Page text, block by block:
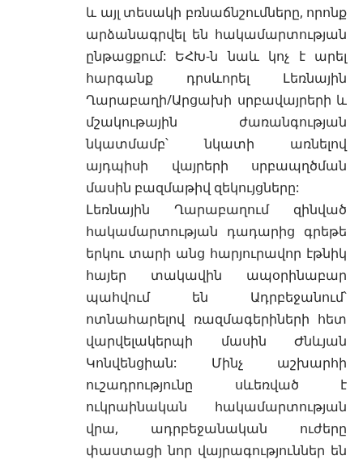
և այլ տեսակի բռնաճնշումները, որոնք
արձանագրվել են հակամարտության
ընթացքում: ԵՀԽ-ն նաև կոչ է արել
հարգանք դրսևորել Լեռնային
Ղարաբաղի/Արցախի սրբավայրերի և
մշակութային ժառանգության
նկատմամբ՝ նկատի առնելով
այդպիսի վայրերի սրբապղծման
մասին բազմաթիվ զեկույցները:
Լեռնային Ղարաբաղում զինված
հակամարտության դադարից գրեթե
երկու տարի անց հարյուրավոր էթնիկ
հայեր տակավին ապօրինաբար
պահվում են Ադրբեջանում՝
ոտնահարելով ռազմագերիների հետ
վարվելակերպի մասին Ժնևյան
Կոնվենցիան: Մինչ աշխարհի
ուշադրությունը սևեռված է
ուկրաինական հակամարտության
վրա, ադրբեջանական ուժերը
փաստացի նոր վայրագություններ են